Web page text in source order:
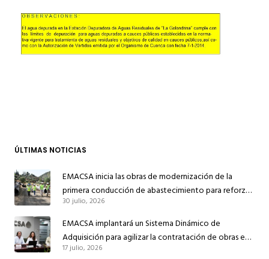
ÚLTIMAS NOTICIAS
EMACSA inicia las obras de modernización de la
primera conducción de abastecimiento para reforzar
el suministro de agua de Córdoba
30 julio, 2026
EMACSA implantará un Sistema Dinámico de
Adquisición para agilizar la contratación de obras en
sus redes e instalaciones
17 julio, 2026